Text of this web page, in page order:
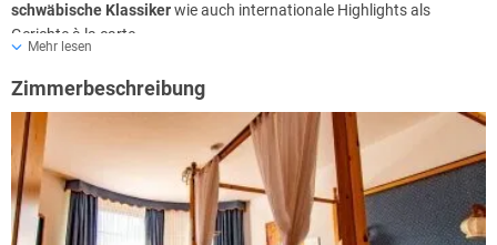
35 °C beheizter Whirlpool
sowie ein mit komfortablen Ruheliegen ausgestatteter Relaxbereich
Sommertagen, nach einem ausgiebigen Sonnenbad, lockt das
Freibad mit einer angenehmen Abkühlung.
Saunabereich
Im neu gestaltetemSaunabereicherwartet Sie ein erstklassiger und
mit allen Raffinessen ausgestatteter Rückzugsort des Wohlbefindens,
der Ihren Körper und Geist wieder in Einklang bringt. Dieser Bereich
schwäbische Klassikerwie auch internationale Highlights als
Gerichte à la carte.
Morgens erwartet Sie ein ausgiebiges
Frühstücksbuffet
mit einer vielfältigen Auswahl an
Frühstücksklassikern, für den perfekten Start in den Tag. Genießen
Sie unter anderem frische Brötchen (auch glutenfrei), Croissants,
Brezeln, weitere Gebäcke, Rührei mit Speck, Weißwürste, süße
Verführungen, Marmelade, Nutella, Frischkäse, diverse
Brotaufstriche, Wurst- und Käseplatten,
Mehr lesen
Zimmerbeschreibung